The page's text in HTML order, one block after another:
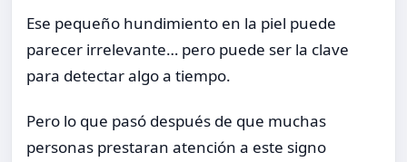
Ese pequeño hundimiento en la piel puede
parecer irrelevante… pero puede ser la clave
para detectar algo a tiempo.
Pero lo que pasó después de que muchas
personas prestaran atención a este signo